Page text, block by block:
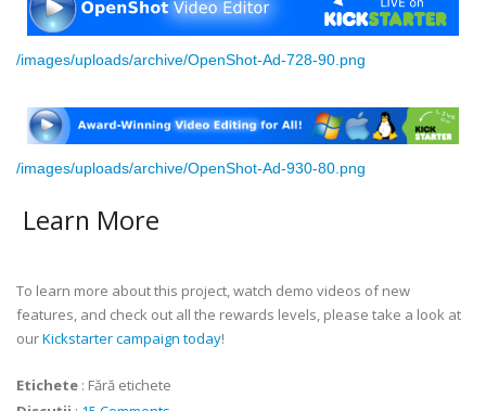
/images/uploads/archive/OpenShot-Ad-728-90.png
/images/uploads/archive/OpenShot-Ad-930-80.png
Learn More
To learn more about this project, watch demo videos of new
features, and check out all the rewards levels, please take a look at
ourKickstarter campaign today!
Etichete : Fără etichete